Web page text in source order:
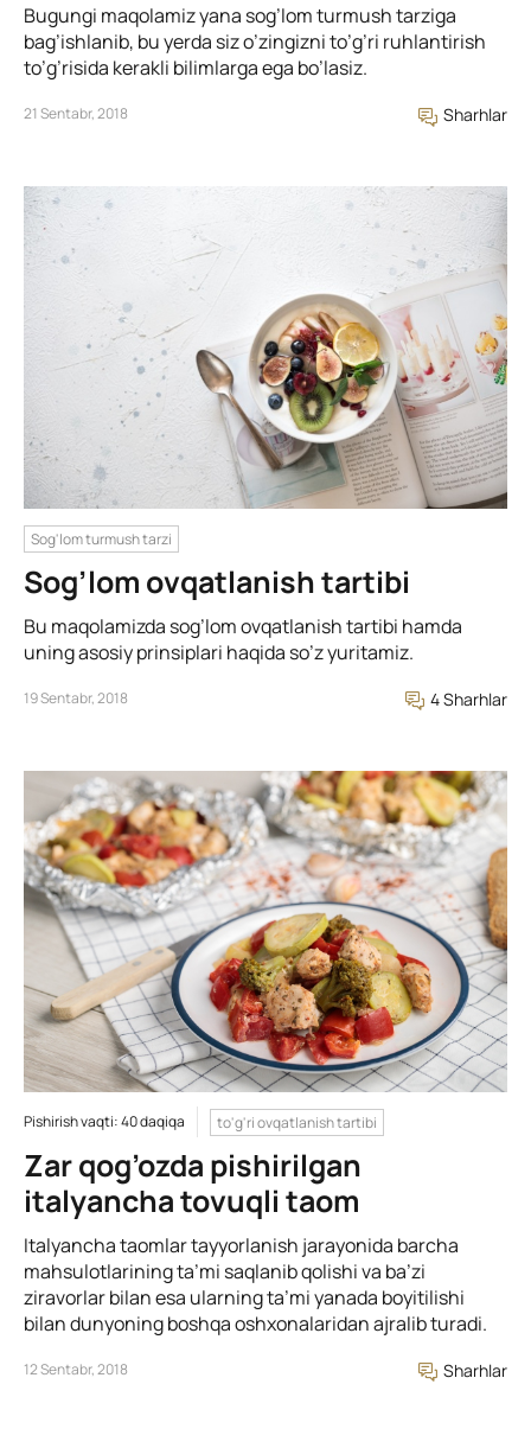
Bugungi maqolamiz yana sog’lom turmush tarziga
bag’ishlanib, bu yerda siz o’zingizni to’g’ri ruhlantirish
to’g’risida kerakli bilimlarga ega bo’lasiz.
21 Sentabr, 2018 Sharhlar
Sog'lom turmush tarzi
Sog’lom ovqatlanish tartibi
Bu maqolamizda sog’lom ovqatlanish tartibi hamda
uning asosiy prinsiplari haqida so’z yuritamiz.
19 Sentabr, 2018 4 Sharhlar
Pishirish vaqti: 40 daqiqa to'g'ri ovqatlanish tartibi
Zar qog’ozda pishirilgan
italyancha tovuqli taom
Italyancha taomlar tayyorlanish jarayonida barcha
mahsulotlarining ta’mi saqlanib qolishi va ba’zi
ziravorlar bilan esa ularning ta’mi yanada boyitilishi
bilan dunyoning boshqa oshxonalaridan ajralib turadi.
12 Sentabr, 2018 Sharhlar